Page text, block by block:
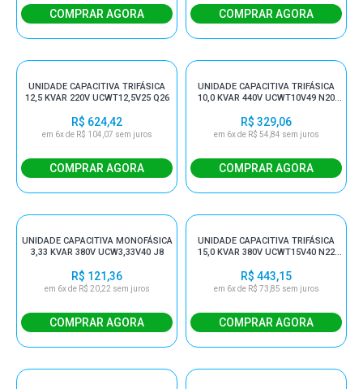
UNIDADE CAPACITIVA TRIFÁSICA
12,5 KVAR 220V UCWT12,5V25 Q26
R$ 624,42
em 6x de R$ 104,07 sem juros
UNIDADE CAPACITIVA TRIFÁSICA
10,0 KVAR 440V UCWT10V49 N20
R$ 329,06
em 6x de R$ 54,84 sem juros
UNIDADE CAPACITIVA MONOFÁSICA
3,33 KVAR 380V UCW3,33V40 J8
R$ 121,36
em 6x de R$ 20,22 sem juros
UNIDADE CAPACITIVA TRIFÁSICA
15,0 KVAR 380V UCWT15V40 N22
R$ 443,15
em 6x de R$ 73,85 sem juros